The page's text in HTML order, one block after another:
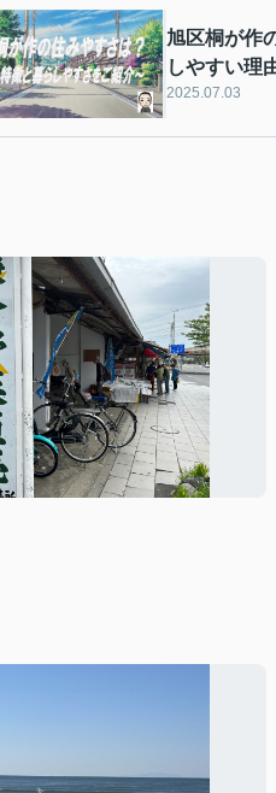
旭区桐が作
しやすい理
2025.07.03